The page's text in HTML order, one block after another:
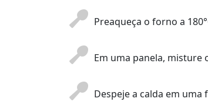
Preaqueça o forno a
Em uma panela, misture
Despeje a calda em